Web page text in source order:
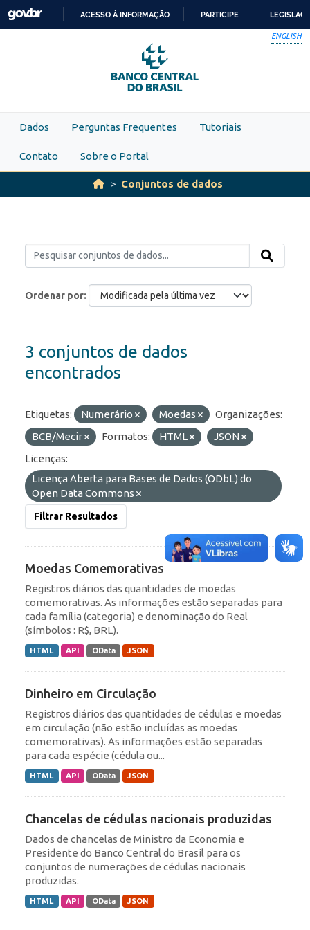
Skip to main content
PARA
O
CONTEÚDO
ACESSO À INFORMAÇÃO PARTICIPE
ENGLISH
Dados Perguntas Frequentes Tutoriais
Contato Sobre o Portal
Conjuntos de dados
Ordenar por
3 conjuntos de dados
encontrados
Etiquetas: Numerário Moedas
Organizações:
BCB/Mecir
Formatos: HTML
JSON
Licenças:
Licença Aberta para Bases de Dados (ODbL) do
Open Data Commons
Filtrar Resultados
Moedas Comemorativas
Registros diários das quantidades de moedas
comemorativas. As informações estão separadas para
cada família (categoria) e denominação do Real
(símbolos : R$, BRL).
HTML API OData JSON
Dinheiro em Circulação
Registros diários das quantidades de cédulas e moedas
em circulação (não estão incluídas as moedas
comemorativas). As informações estão separadas
para cada espécie (cédula ou...
HTML API OData JSON
Chancelas de cédulas nacionais produzidas
Dados de chancelas de Ministro da Economia e
Presidente do Banco Central do Brasil para os
conjuntos de numerações de cédulas nacionais
produzidas.
HTML API OData JSON